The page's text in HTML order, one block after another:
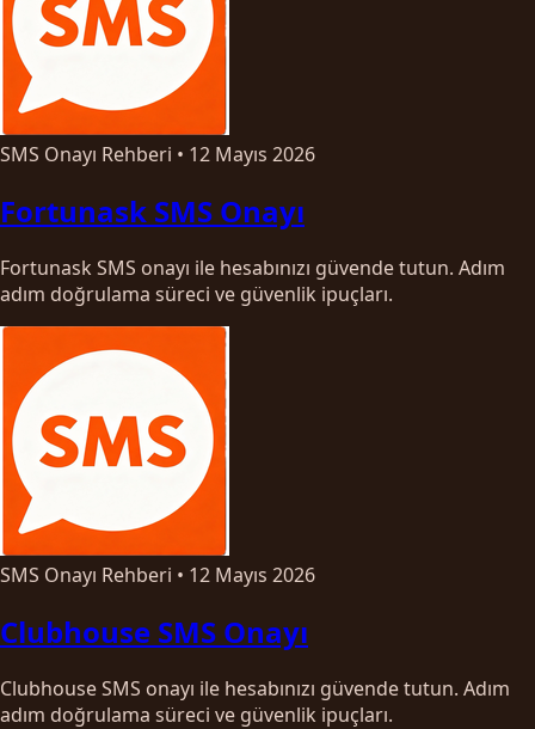
SMS Onayı Rehberi • 12 Mayıs 2026
Fortunask SMS Onayı
Fortunask SMS onayı ile hesabınızı güvende tutun. Adım
adım doğrulama süreci ve güvenlik ipuçları.
SMS Onayı Rehberi • 12 Mayıs 2026
Clubhouse SMS Onayı
Clubhouse SMS onayı ile hesabınızı güvende tutun. Adım
adım doğrulama süreci ve güvenlik ipuçları.